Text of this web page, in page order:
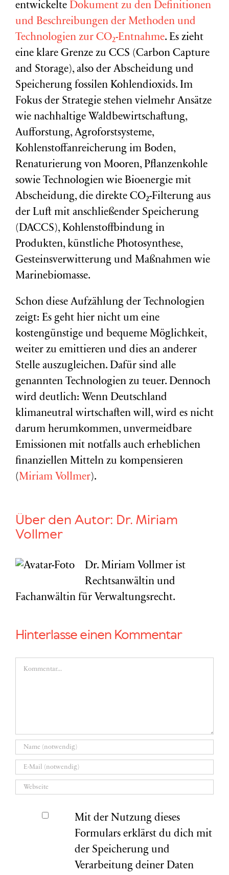
entwickelte Dokument zu den Definitionen
und Beschreibungen der Methoden und
Technologien zur CO₂-Entnahme. Es zieht
eine klare Grenze zu CCS (Carbon Capture
and Storage), also der Abscheidung und
Speicherung fossilen Kohlendioxids. Im
Fokus der Strategie stehen vielmehr Ansätze
wie nachhaltige Waldbewirtschaftung,
Aufforstung, Agroforstsysteme,
Kohlenstoffanreicherung im Boden,
Renaturierung von Mooren, Pflanzenkohle
sowie Technologien wie Bioenergie mit
Abscheidung, die direkte CO₂-Filterung aus
der Luft mit anschließender Speicherung
(DACCS), Kohlenstoffbindung in
Produkten, künstliche Photosynthese,
Gesteinsverwitterung und Maßnahmen wie
Marinebiomasse.
Schon diese Aufzählung der Technologien
zeigt: Es geht hier nicht um eine
kostengünstige und bequeme Möglichkeit,
weiter zu emittieren und dies an anderer
Stelle auszugleichen. Dafür sind alle
genannten Technologien zu teuer. Dennoch
wird deutlich: Wenn Deutschland
klimaneutral wirtschaften will, wird es nicht
darum herumkommen, unvermeidbare
Emissionen mit notfalls auch erheblichen
finanziellen Mitteln zu kompensieren
(Miriam Vollmer).
Über den Autor: Dr. Miriam
Vollmer
Dr. Miriam Vollmer ist
Rechtsanwältin und
Fachanwältin für Verwaltungsrecht.
Hinterlasse einen Kommentar
Kommentar
Mit der Nutzung dieses
Formulars erklärst du dich mit
der Speicherung und
Verarbeitung deiner Daten